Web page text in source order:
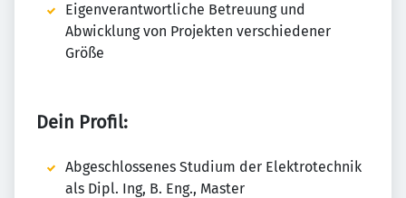
Eigenverantwortliche Betreuung und
Abwicklung von Projekten verschiedener
Größe
Dein Profil:
Abgeschlossenes Studium der Elektrotechnik
als Dipl. Ing, B. Eng., Master